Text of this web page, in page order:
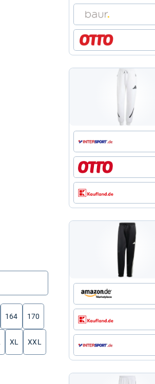
164 170
XL XXL